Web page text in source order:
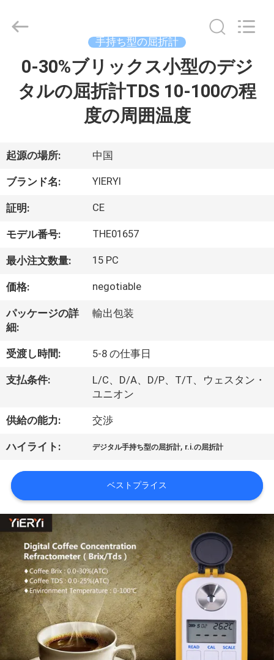
製
品
企
業
報
案
内
質
管
理
お
問
い
合
SHEN
ZHEN
Reserved.
手持ち型の屈折計
0-30%ブリックス小型のデジ
タルの屈折計TDS 10-100の程
度の周囲温度
起源の場所: 中国
ブランド名: YIERYI
証明: CE
モデル番号: THE01657
最小注文数量: 15 PC
価格: negotiable
パッケージの詳
細:
輸出包装
受渡し時間: 5-8 の仕事日
支払条件:
L/C、D/A、D/P、T/T、ウェスタン・
ユニオン
供給の能力: 交渉
ハイライト: デジタル手持ち型の屈折計, r.i.の屈折計
ベストプライス